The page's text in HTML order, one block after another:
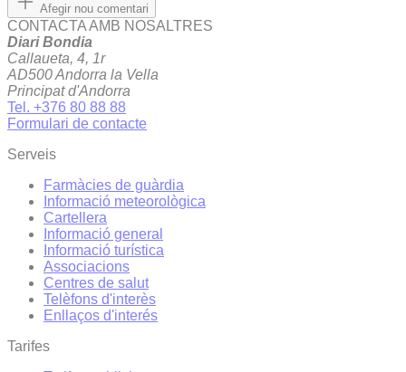
Afegir nou comentari
CONTACTA AMB NOSALTRES
Diari Bondia
Callaueta, 4, 1r
AD500 Andorra la Vella
Principat d'Andorra
Tel. +376 80 88 88
Formulari de contacte
Serveis
Farmàcies de guàrdia
Informació meteorològica
Cartellera
Informació general
Informació turística
Associacions
Centres de salut
Telèfons d'interès
Enllaços d'interés
Tarifes